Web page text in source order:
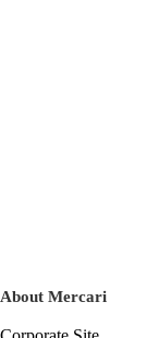
About Mercari